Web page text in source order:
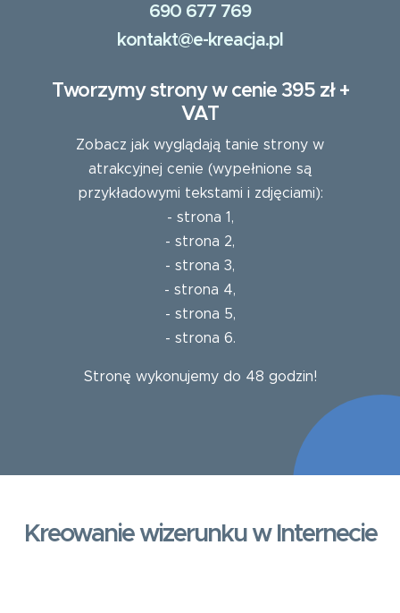
690 677 769
kontakt@e-kreacja.pl
Tworzymy strony w cenie 395 zł +
VAT
Zobacz jak wyglądają tanie strony w
atrakcyjnej cenie (wypełnione są
przykładowymi tekstami i zdjęciami):
- strona 1 ,
- strona 2,
- strona 3,
- strona 4,
- strona 5,
- strona 6.
Stronę wykonujemy do 48 godzin!
Kreowanie wizerunku w Internecie